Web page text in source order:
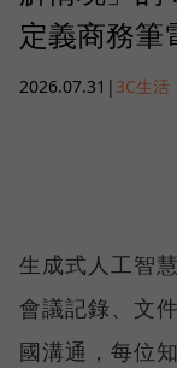
定義商務筆
2026.07.31 | 3C生活
生成式人工智
會議記錄、文
國溝通，每位